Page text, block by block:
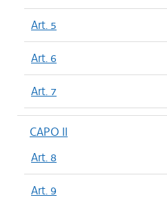
Art. 5
Art. 6
Art. 7
CAPO II
Art. 8
Art. 9